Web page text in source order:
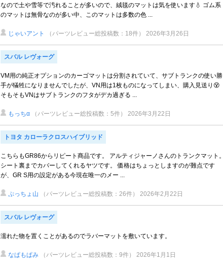
なので土や雪等で汚れることが多いので、絨毯のマットは気を使います💧 ゴム系
のマットは無骨なのが多い中、このマットは多数の色 ...
じゃいアント （パーツレビュー総投稿数：18件） 2026年3月26日
スバル レヴォーグ
VM用の純正オプションのカーゴマットは分割されていて、サブトランクの使い勝
手が犠牲になりませんでしたが、VN用は1枚ものになってしまい、購入見送り😵
そもそもVNはサブトランクのフタがデカ過ぎる ...
もっちα （パーツレビュー総投稿数：5件） 2026年3月22日
トヨタ カローラクロスハイブリッド
こちらもGR86からリピート商品です。 アルティジャーノさんのトランクマット。
シート裏までカバーしてくれるヤツです。 価格はちょっとしますのが難点です
が、GR S用の設定がある今現在唯一のメー ...
ぷっちょ山 （パーツレビュー総投稿数：26件） 2026年2月22日
スバル レヴォーグ
濡れた物を置くことがあるのでラバーマットを敷いています。
なぱもぱみ （パーツレビュー総投稿数：9件） 2026年1月1日